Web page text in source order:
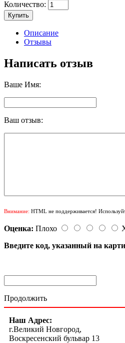
Количество:
Купить
Описание
Отзывы
Написать отзыв
Ваше Имя:
Ваш отзыв:
Внимание: HTML не поддерживается!
Оценка: Плохо
Введите код, указанный на
Продолжить
Наш Адрес:
г.Великий Новгород,
Воскресенский бульвар 13